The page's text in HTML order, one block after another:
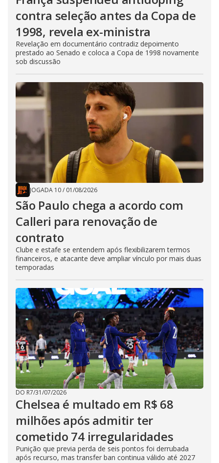
contra seleção antes da Copa de
1998, revela ex-ministra
Revelação em documentário contradiz depoimento
prestado ao Senado e coloca a Copa de 1998 novamente
sob discussão
JOGADA 10/ 01/08/2026
São Paulo chega a acordo com
Calleri para renovação de
contrato
Clube e estafe se entendem após flexibilizarem termos
financeiros, e atacante deve ampliar vínculo por mais duas
temporadas
DO R7/31/07/2026
Chelsea é multado em R$ 68
milhões após admitir ter
cometido 74 irregularidades
Punição que previa perda de seis pontos foi derrubada
após recurso, mas transfer ban continua válido até 2027